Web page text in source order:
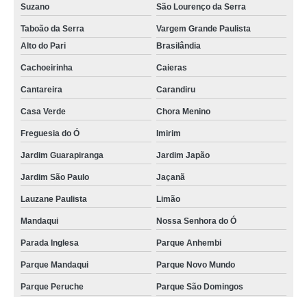
Suzano São Lourenço da Serra
Taboão da Serra
Vargem Grande Paulista
Alto do Pari
Brasilândia
Cachoeirinha Caieras
Cantareira Carandiru
Casa Verde Chora Menino
Freguesia do Ó Imirim
Jardim Guarapiranga Jardim Japão
Jardim São Paulo Jaçanã
Lauzane Paulista Limão
Mandaqui Nossa Senhora do Ó
Parada Inglesa Parque Anhembi
Parque Mandaqui Parque Novo Mundo
Parque Peruche Parque São Domingos